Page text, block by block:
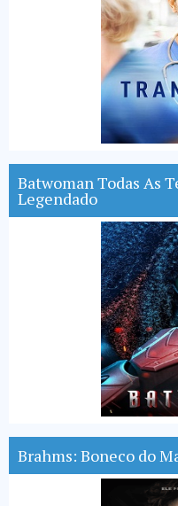
Batwoman Todas As
Legendado
Brahms: Boneco do